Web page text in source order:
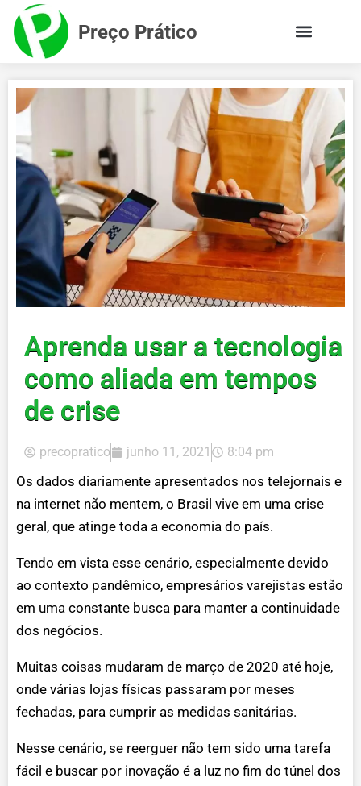
Preço Prático
Aprenda usar a tecnologia
como aliada em tempos
de crise
precopratico junho 11, 2021 8:04 pm
Os dados diariamente apresentados nos telejornais e
na internet não mentem, o Brasil vive em uma crise
geral, que atinge toda a economia do país.
Tendo em vista esse cenário, especialmente devido
ao contexto pandêmico, empresários varejistas estão
em uma constante busca para manter a continuidade
dos negócios.
Muitas coisas mudaram de março de 2020 até hoje,
onde várias lojas físicas passaram por meses
fechadas, para cumprir as medidas sanitárias.
Nesse cenário, se reerguer não tem sido uma tarefa
fácil e buscar por inovação é a luz no fim do túnel dos